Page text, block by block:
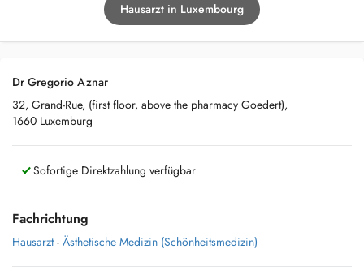
Hausarzt in Luxembourg
Dr Gregorio Aznar
32, Grand-Rue, (first floor, above the pharmacy Goedert),
1660 Luxemburg
Sofortige Direktzahlung verfügbar
Fachrichtung
Hausarzt - Ästhetische Medizin (Schönheitsmedizin)